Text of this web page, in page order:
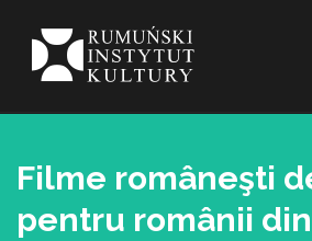
Filme româneşti
pentru românii